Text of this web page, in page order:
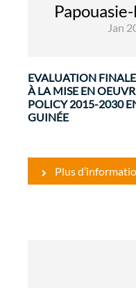
Jan
EVALUATION
À LA MISE EN
POLICY 2015-2030
GUINÉE
Plus